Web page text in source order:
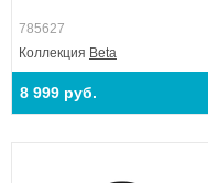
785627
Коллекция Beta
8 999 руб.